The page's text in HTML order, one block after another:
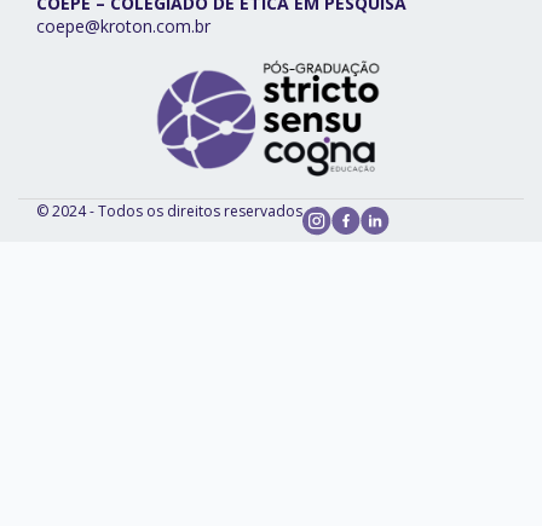
coepe@kroton.com.br
© 2024 - Todos os direitos reservados